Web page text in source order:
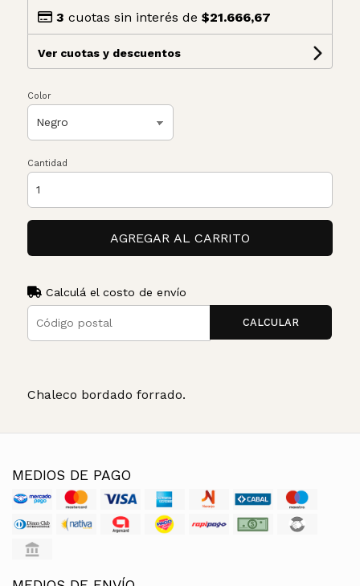
3 cuotas sin interés de $21.666,67
Ver cuotas y descuentos
Color
Cantidad
AGREGAR AL CARRITO
Calculá el costo de envío
CALCULAR
Chaleco bordado forrado.
MEDIOS DE PAGO